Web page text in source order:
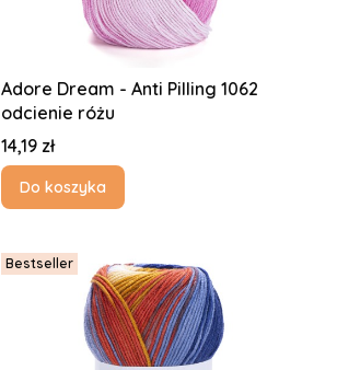
Adore Dream - Anti Pilling 1062
odcienie różu
Cena
14,19 zł
Do koszyka
Bestseller